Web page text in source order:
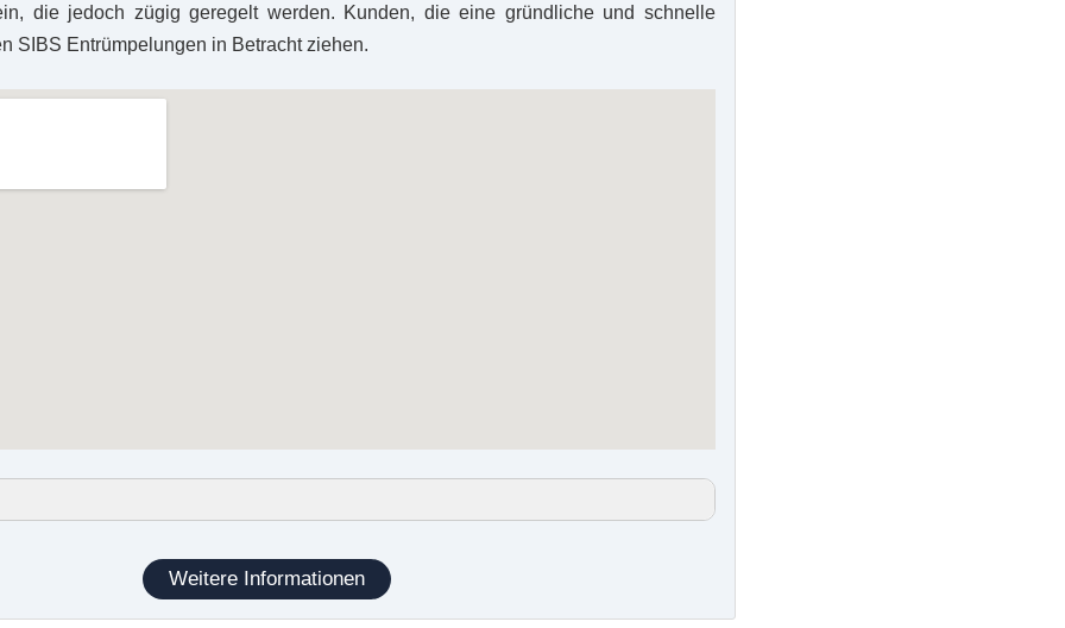
die jedoch zügig geregelt werden. Kunden, die eine gründliche und schnelle
SIBS Entrümpelungen in Betracht ziehen.
Weitere Informationen